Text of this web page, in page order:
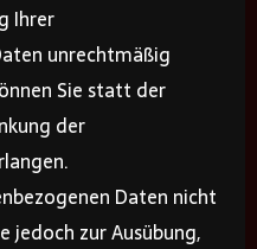
Ihrer
unrechtmäßig
Sie statt der
der
Daten nicht
jedoch zur Ausübung,